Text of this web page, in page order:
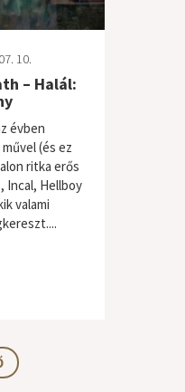
10.
– Halál:
évben
(és ez
ritka erős
Incal, Hellboy
valami